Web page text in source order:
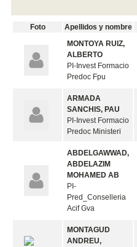
Foto Apellidos y nombre
MONTOYA RUIZ,
ALBERTO
PI-Invest Formacio
Predoc Fpu
ARMADA
SANCHIS, PAU
PI-Invest Formacio
Predoc Ministeri
ABDELGAWWAD,
ABDELAZIM
MOHAMED AB
PI-
Pred_Conselleria
Acif Gva
MONTAGUD
ANDREU,